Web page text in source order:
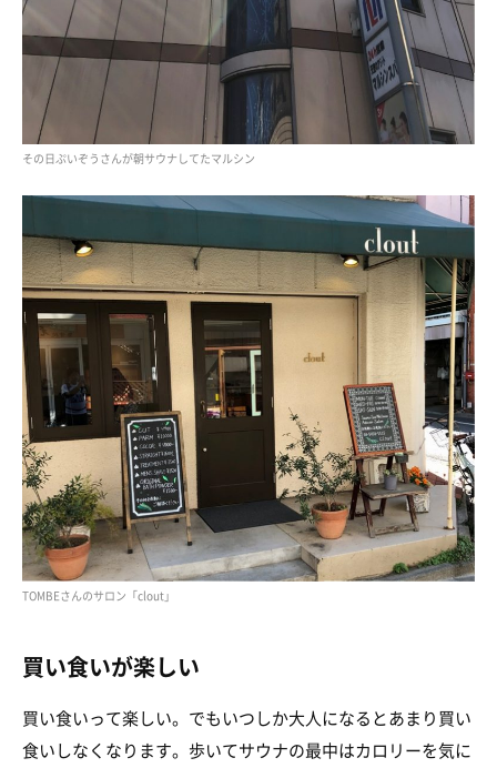
その日ぷいぞうさんが朝サウナしてたマルシン
TOMBEさんのサロン「clout」
買い食いが楽しい
買い食いって楽しい。でもいつしか大人になるとあまり買い
食いしなくなります。歩いてサウナの最中はカロリーを気に